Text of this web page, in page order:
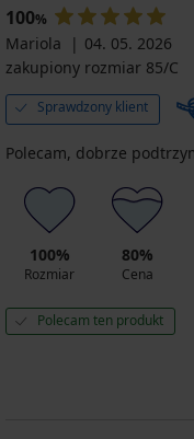
100%
Mariola
04. 05. 2026
zakupiony rozmiar 85/C
Sprawdzony klient
Polecam, dobrze
100%
Rozmiar
80%
Cena
Polecam ten produkt